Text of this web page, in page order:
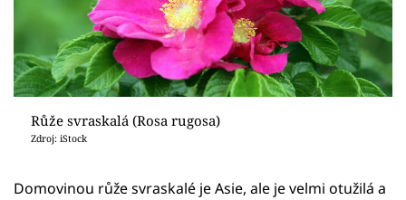
Růže svraskalá (Rosa rugosa)
Zdroj: iStock
Domovinou růže svraskalé je Asie, ale je velmi otužilá a